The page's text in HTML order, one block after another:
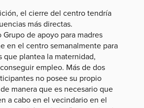
el cierre del centro tendría
más directas.
de apoyo para madres
en el centro semanalmente para
que plantea la maternidad,
empleo. Más de dos
no posee su propio
manera que es necesario que
a cabo en el vecindario en el